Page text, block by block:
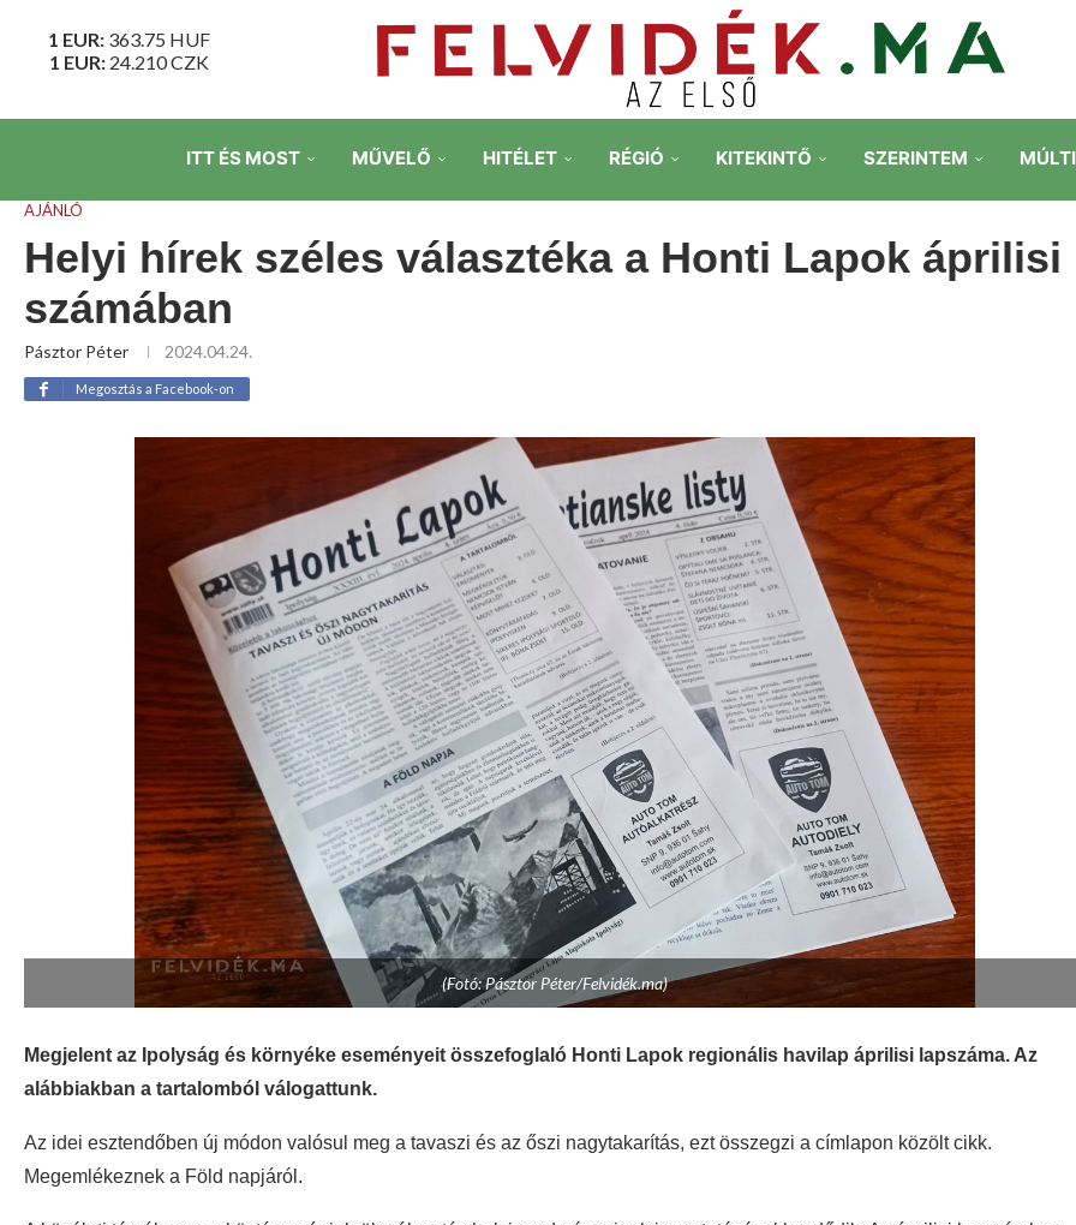
1 EUR: 363.75 HUF
1 EUR: 24.210CZK
ITT ÉS MOST MŰVELŐ HITÉLET RÉGIÓ KITEKINTŐ SZERINTEM
AJÁNLÓ
Helyi hírek széles választéka a Honti Lapok áprilisi
számában
Pásztor Péter 2024.04.24.
Megosztás a Facebook-on
(Fotó: Pásztor Péter/Felvidék.ma)
Megjelent az Ipolyság és környéke eseményeit összefoglaló Honti Lapok regionális havilap áprilisi lapszáma. Az
alábbiakban a tartalomból válogattunk.
Az idei esztendőben új módon valósul meg a tavaszi és az őszi nagytakarítás, ezt összegzi a címlapon közölt cikk.
Megemlékeznek a Föld napjáról.